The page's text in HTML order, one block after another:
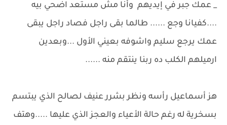
_ عمك جبر في إيديهم وأنا مش مستعد اضحي بيه
....كفيانا وجع ...... طالما بقى راجل فصاد راجل يبقى
عمك يرجع سليم واشوفه بعيني الأول ...وبعدين
ارميلهم الكلب ده ربنا ينتقم منه ......
هز أسماعيل رأسه ونظر بشرر عنيف لصالح الذي يبتسم
بسخرية له رغم حالة الأعياء والعجز الذي عليها .....وهتف